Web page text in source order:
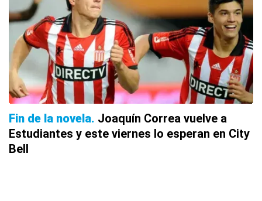
Fin de la novela Joaquín Correa vuelve a
Estudiantes y este viernes lo esperan en City
Bell